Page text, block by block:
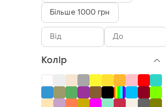
Більше 1000 грн
Колір